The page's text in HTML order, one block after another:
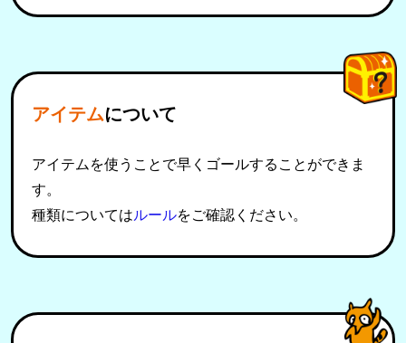
アイテムについて
アイテムを使うことで早くゴールすることができま
す。
種類についてはルールをご確認ください。